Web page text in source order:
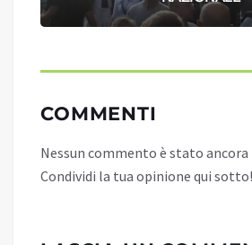
COMMENTI
Nessun commento è stato
Condividi la tua opinione qui sotto!